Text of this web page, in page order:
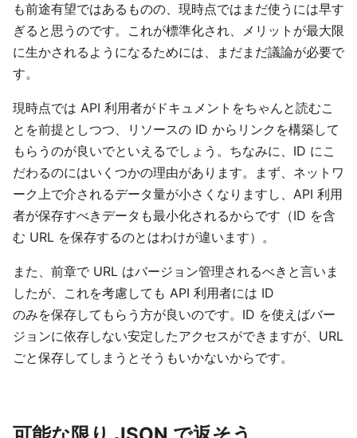
も前途有望ではあるものの、現時点ではまだ使うには早す
ぎると思うのです。これが標準化され、メリットが最大限
に生かされるようになるためには、まだまだ議論が必要で
す。
現時点では API 利用者がドキュメントをちゃんと読むこ
とを前提としつつ、リソースの ID からリンクを構築して
もらうのが良いでといえるでしょう。ちなみに、ID にこ
だわるのにはいくつかの理由があります。まず、ネットワ
ーク上で介されるデータ量が小さくなりますし、API 利用
者が保存すべきデータも最小化されるからです（ID を含
む URL を保存するのとはわけが違います）。
また、前章で URL はバージョン管理されるべきと言いま
したが、これを考慮しても API 利用者には ID
のみを保存してもらう方が良いのです。ID を使えばバー
ジョンに依存しない安定したアクセスができますが、URL
ごと保存してしまうとそうもいかないからです。